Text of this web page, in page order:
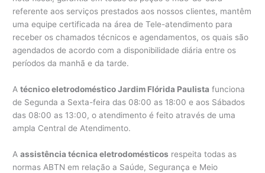
referente aos serviços prestados aos nossos clientes, mantêm
uma equipe certificada na área de Tele-atendimento para
receber os chamados técnicos e agendamentos, os quais são
agendados de acordo com a disponibilidade diária entre os
períodos da manhã e da tarde.
Atécnico eletrodoméstico Jardim Flórida Paulista funciona
de Segunda a Sexta-feira das 08:00 as 18:00 e aos Sábados
das 08:00 as 13:00, o atendimento é feito através de uma
ampla Central de Atendimento.
Aassistência técnica eletrodomésticos respeita todas as
normas ABTN em relação a Saúde, Segurança e Meio